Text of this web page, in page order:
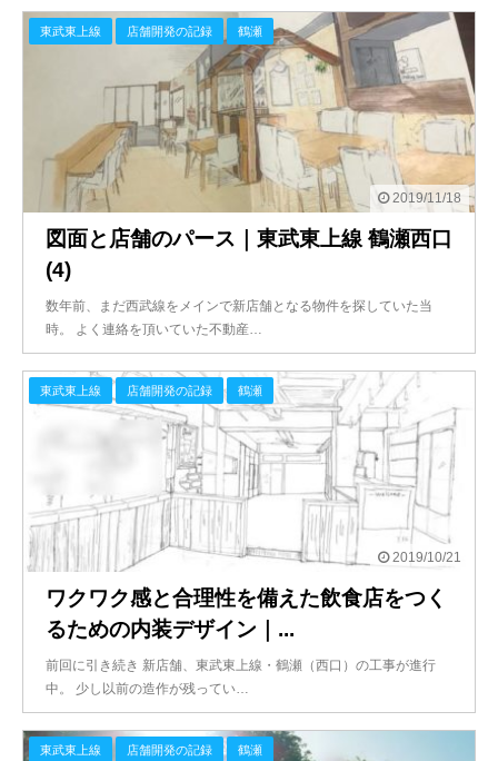
2019/11/18
東武東上線 店舗開発の記録 鶴瀬
図面と店舗のパース｜東武東上線 鶴瀬西口
(4)
数年前、まだ西武線をメインで新店舗となる物件を探していた当
時。 よく連絡を頂いていた不動産…
2019/10/21
東武東上線 店舗開発の記録 鶴瀬
ワクワク感と合理性を備えた飲食店をつく
るための内装デザイン｜...
前回に引き続き 新店舗、東武東上線・鶴瀬（西口）の工事が進行
中。 少し以前の造作が残ってい…
東武東上線 店舗開発の記録 鶴瀬